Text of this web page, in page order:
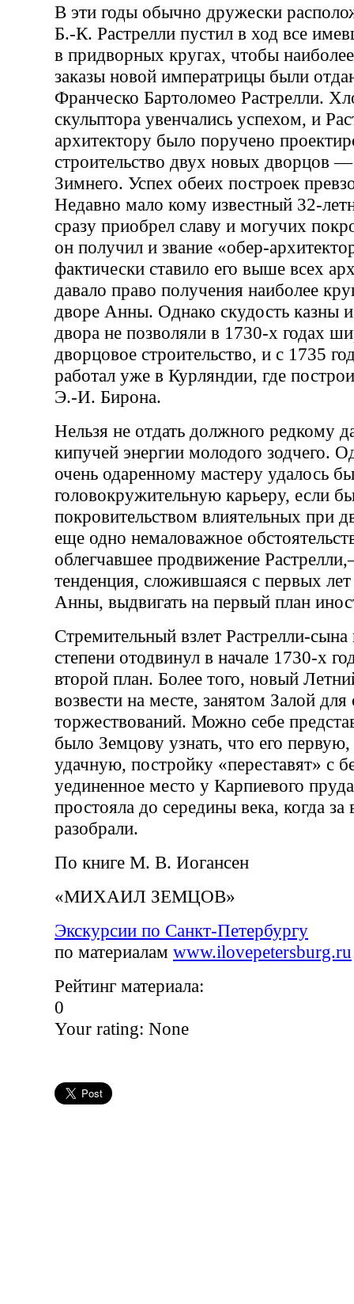
В эти годы обычно дружески
Б.-К. Растрелли пустил в ход все
в придворных кругах, чтобы
заказы новой императрицы были
Франческо Бартоломео Растрелли.
скульптора увенчались успехом, и
архитектору было поручено
строительство двух новых дворцов
Зимнего. Успех обеих построек
Недавно мало кому известный 32-
сразу приобрел славу и могучих
он получил и звание «обер-
фактически ставило его выше всех
давало право получения наиболее
дворе Анны. Однако скудость казны и
двора не позволяли в 1730-х годах
дворцовое строительство, и с 1735
работал уже в Курляндии, где
Э.-И. Бирона.
Нельзя не отдать должного редкому
кипучей энергии молодого зодчего.
очень одаренному мастеру удалось бы
головокружительную карьеру, если
покровительством влиятельных при
еще одно немаловажное
облегчавшее продвижение
тенденция, сложившаяся с первых лет
Анны, выдвигать на первый план
Стремительный взлет Растрелли-сына
степени отодвинул в начале 1730-х
второй план. Более того, новый
возвести на месте, занятом Залой для
торжествований. Можно себе
было Земцову узнать, что его
удачную, постройку «переставят» с
уединенное место у Карпиевого
простояла до середины века, когда за
разобрали.
По книге М. В. Иогансен
«МИХАИЛ ЗЕМЦОВ»
Экскурсии по Санкт-Петербургу
по материалам www.ilovepetersburg.ru
Рейтинг материала:
0
Your rating: None